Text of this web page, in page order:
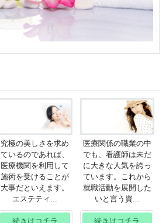
究極の美しさを求め
ているのであれば、
医療機関を利用して
施術を受けることが
大事だといえます。
エステティ...
続きはコチラ
医療関係の職業の中
でも、看護師は未だ
に大きな人気を誇っ
ています。これから
就職活動を展開した
いと言う資...
続きはコチラ